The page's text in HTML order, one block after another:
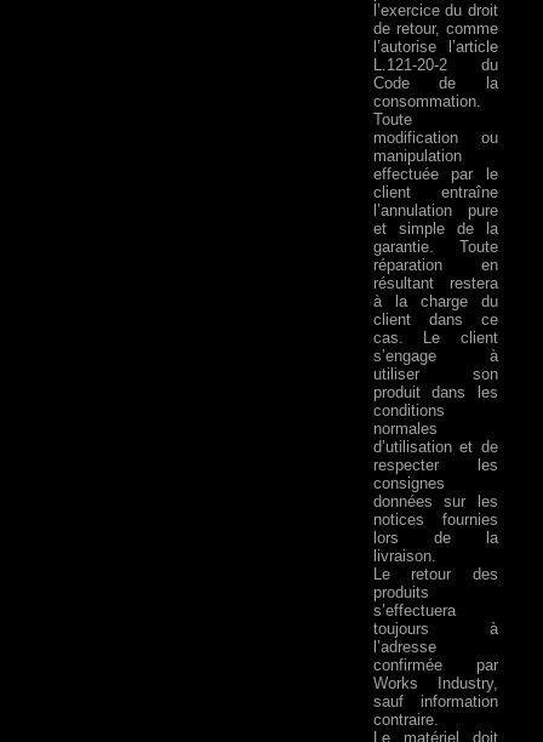
l’exercice du droit
de retour, comme
l’autorise l’article
L.121-20-2 du
Code de la
consommation.
Toute
modification ou
manipulation
effectuée par le
client entraîne
l’annulation pure
et simple de la
garantie. Toute
réparation en
résultant restera
à la charge du
client dans ce
cas. Le client
s’engage à
utiliser son
produit dans les
conditions
normales
d’utilisation et de
respecter les
consignes
données sur les
notices fournies
lors de la
livraison.
Le retour des
produits
s’effectuera
toujours à
l’adresse
confirmée par
Works Industry,
sauf information
contraire.
Le matériel doit